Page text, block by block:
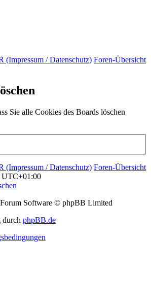
(Impressum / Datenschutz) Foren-Übersicht
Sie alle Cookies des Boards löschen
(Impressum / Datenschutz) Foren-Übersicht
UTC+01:00
Software © phpBB Limited
durch phpBB.de